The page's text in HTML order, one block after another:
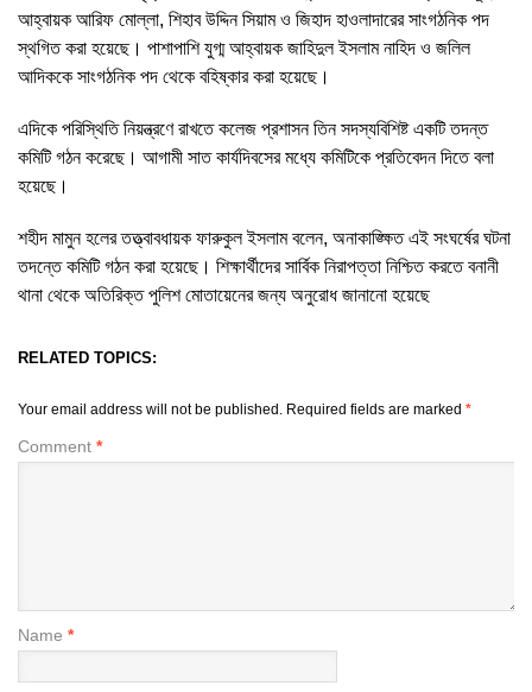
আহ্বায়ক আরিফ মোল্লা, শিহাব উদ্দিন সিয়াম ও জিহাদ হাওলাদারের সাংগঠনিক পদ
স্থগিত করা হয়েছে। পাশাপাশি যুগ্ম আহ্বায়ক জাহিদুল ইসলাম নাহিদ ও জলিল
আদিককে সাংগঠনিক পদ থেকে বহিষ্কার করা হয়েছে।
এদিকে পরিস্থিতি নিয়ন্ত্রণে রাখতে কলেজ প্রশাসন তিন সদস্যবিশিষ্ট একটি তদন্ত
কমিটি গঠন করেছে। আগামী সাত কার্যদিবসের মধ্যে কমিটিকে প্রতিবেদন দিতে বলা
হয়েছে।
শহীদ মামুন হলের তত্ত্বাবধায়ক ফারুকুল ইসলাম বলেন, অনাকাঙ্ক্ষিত এই সংঘর্ষের ঘটনা
তদন্তে কমিটি গঠন করা হয়েছে। শিক্ষার্থীদের সার্বিক নিরাপত্তা নিশ্চিত করতে বনানী
থানা থেকে অতিরিক্ত পুলিশ মোতায়েনের জন্য অনুরোধ জানানো হয়েছে
RELATED TOPICS:
Your email address will not be published. Required fields are marked *
Comment *
Name *